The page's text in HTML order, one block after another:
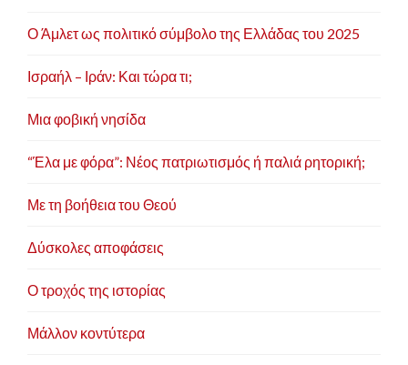
Ο Άμλετ ως πολιτικό σύμβολο της Ελλάδας του 2025
Ισραήλ – Ιράν: Και τώρα τι;
Μια φοβική νησίδα
“Έλα με φόρα”: Νέος πατριωτισμός ή παλιά ρητορική;
Με τη βοήθεια του Θεού
Δύσκολες αποφάσεις
Ο τροχός της ιστορίας
Μάλλον κοντύτερα